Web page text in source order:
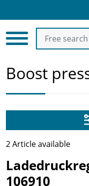
Boost
2 Article available
106910